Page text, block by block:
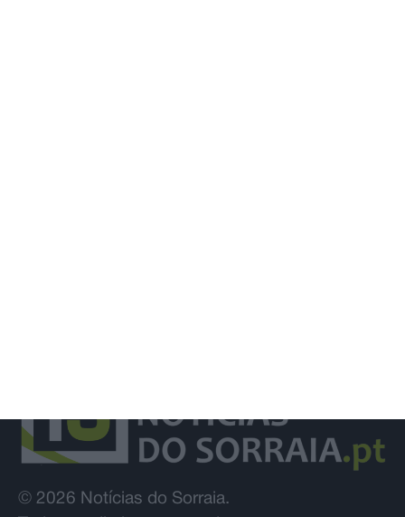
© 2026 Notícias do Sorraia.